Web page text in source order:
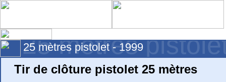
25 mètres
25 mètres pistolet - 1999
Tir de clôture pistolet 25 mètres